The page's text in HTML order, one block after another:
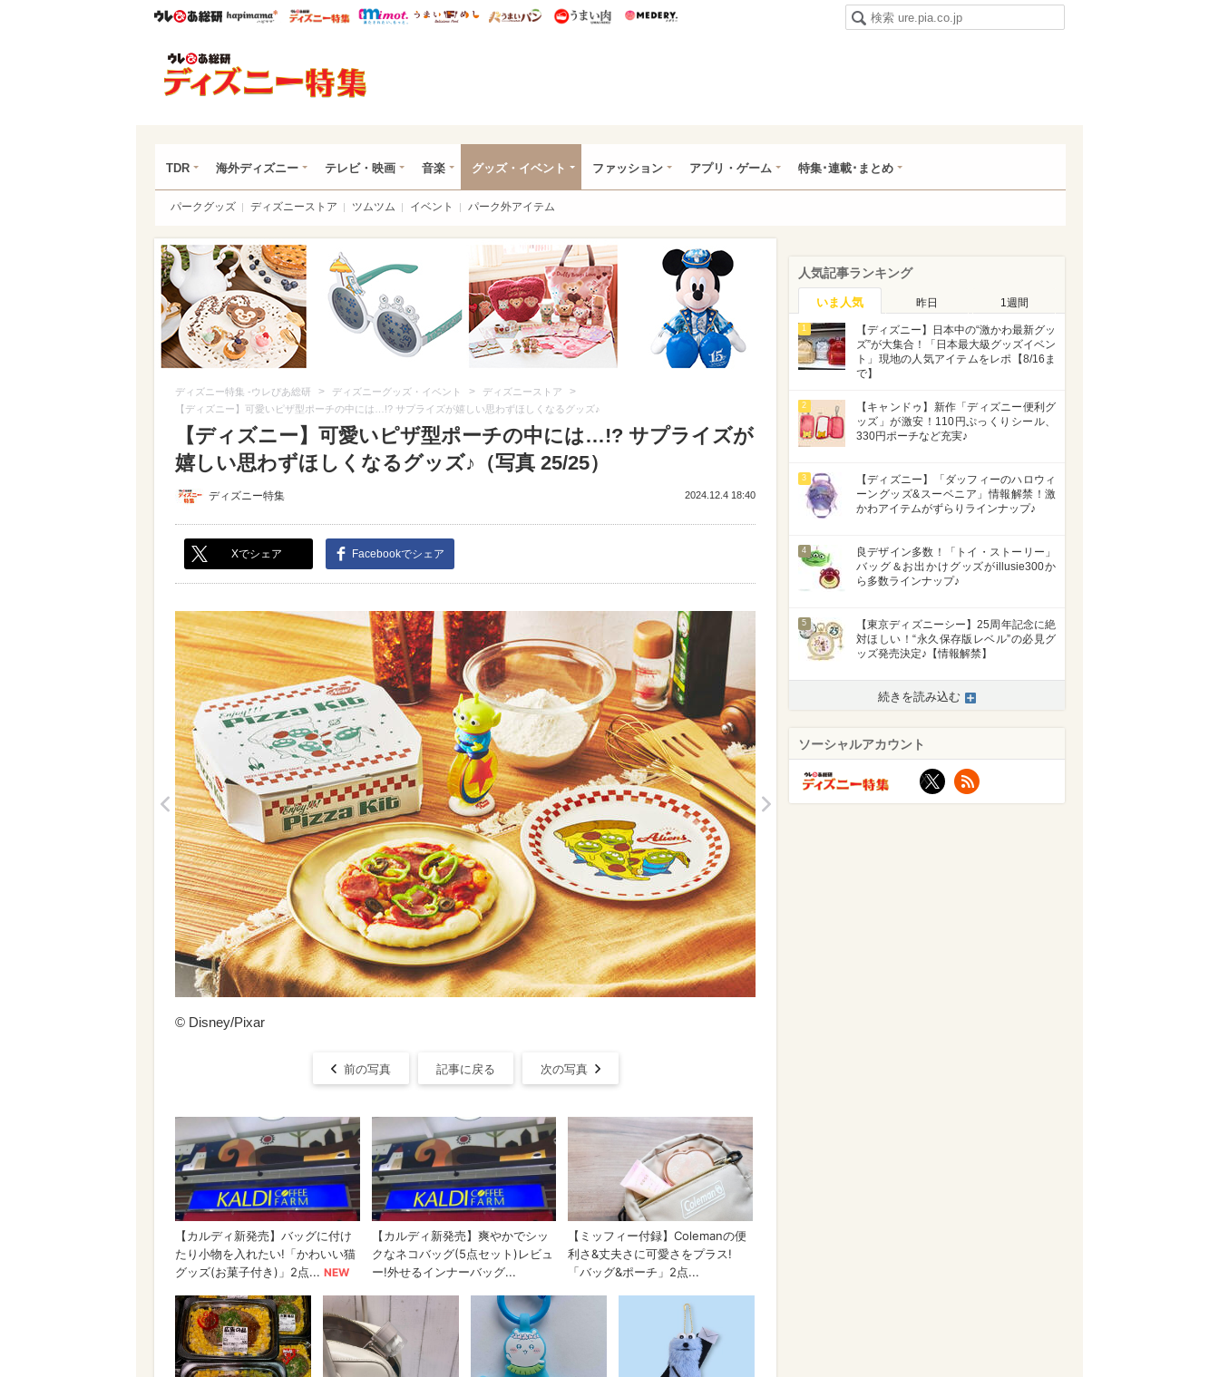
ウレぴあ総研ハピママ* ウレぴあ総研 ディズニー特集
mimot. うまいめし うまいパン うまい肉
TDR 海外ディズニー テレビ・映画 音楽 グッズ・イベント ファッション アプリ・ゲーム 特集･連載･まとめ
パークグッズ ディズニーストア ツムツム イベント パーク外アイテム
ディズニー特集 -ウレぴあ総研 > ディズニーグッズ・イベント > ディズニーストア >
【ディズニー】可愛いピザ型ポーチの中には…!? サプライズが嬉しい思わずほしくなるグッズ♪
【ディズニー】可愛いピザ型ポーチの中には…!? サプライズが
嬉しい思わずほしくなるグッズ♪（写真 25/25）
ディズニー特集 2024.12.4 18:40
Xでシェア Facebookでシェア
>
© Disney/Pixar
前の写真 記事に戻る 次の写真
人気記事ランキング
いま人気 昨日 1週間
1
【ディズニー】日本中の“激かわ最新グッ
ズ”が大集合！「日本最大級グッズイベン
ト」現地の人気アイテムをレポ【8/16ま
で】
2
【キャンドゥ】新作「ディズニー便利グ
ッズ」が激安！110円ぷっくりシール、
330円ポーチなど充実♪
3
【ディズニー】「ダッフィーのハロウィ
ーングッズ&スーベニア」情報解禁！激
かわアイテムがずらりラインナップ♪
4
良デザイン多数！「トイ・ストーリー」
バッグ＆お出かけグッズがillusie300か
ら多数ラインナップ♪
5
【東京ディズニーシー】25周年記念に絶
対ほしい！“永久保存版レベル”の必見グ
ッズ発売決定♪【情報解禁】
続きを読み込む
ソーシャルアカウント
X